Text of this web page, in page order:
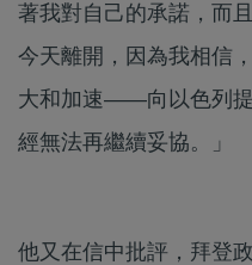
著我對自己的承諾，而
今天離開，因為我相信
大和加速——向以色列
經無法再繼續妥協。」
他又在信中批評，拜登